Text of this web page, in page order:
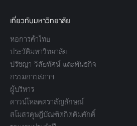
เกี่ยวกับมหาวิทยาลัย
หอการค้าไทย
ประวัติมหาวิทยาลัย
ปรัชญา วิสัยทัศน์ และพันธกิจ
กรรมการสภาฯ
ผู้บริหาร
ดาวน์โหลดตราสัญลักษณ์
สโมสรดุษฎีบัณฑิตกิตติมศักดิ์